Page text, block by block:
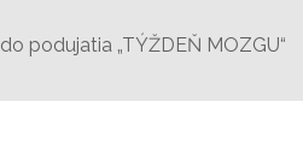
podujatia „TÝŽDEŇ MOZGU“